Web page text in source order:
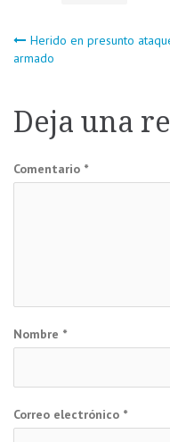
entradas
Herido en presunto
armado
Deja una
Comentario *
Nombre *
Correo electrónico *